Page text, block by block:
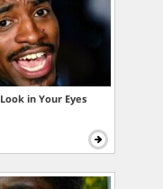
in Your Eyes